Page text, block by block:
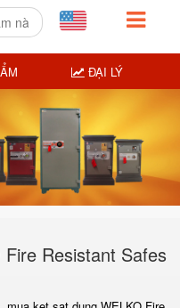
Resistant Safes
ĐẠI LÝ